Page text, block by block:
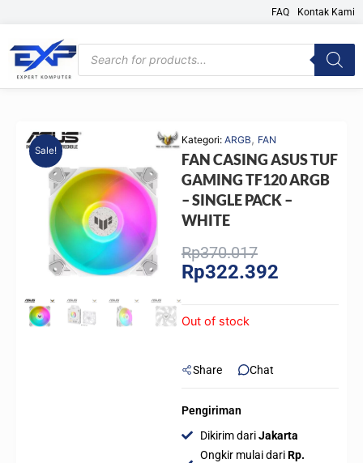
content
FAQ Kontak Kami
Products
search
Sale!
Kategori: ARGB, FAN
FAN CASING ASUS TUF
GAMING TF120 ARGB
– SINGLE PACK –
WHITE
Rp370.017Original
price
Rp322.392
Out of stock
Share Chat
Pengiriman
Dikirim dariJakarta
Ongkir mulai dariRp.